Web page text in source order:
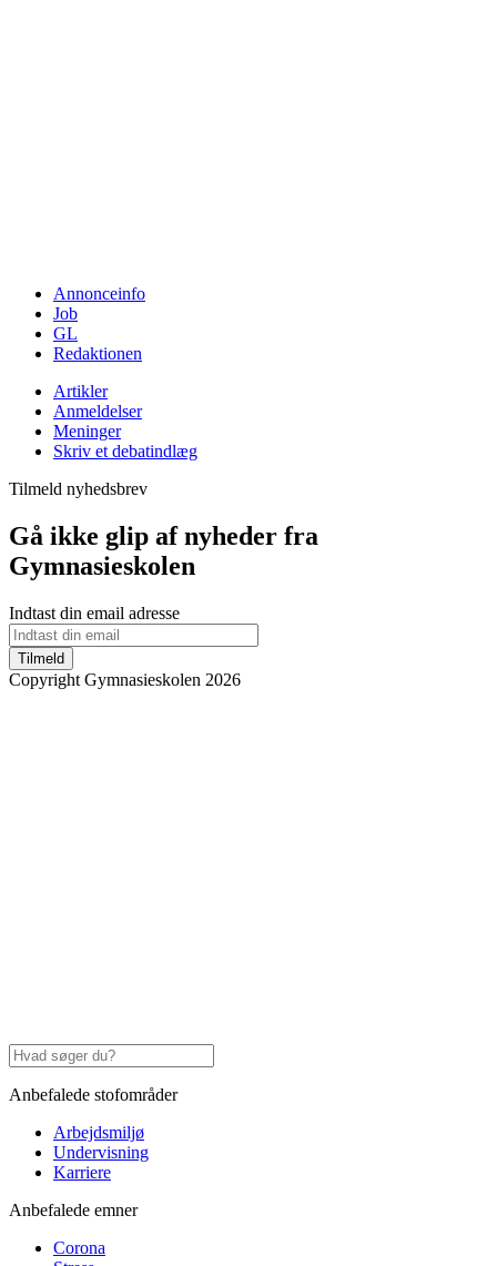
Annonceinfo
Job
GL
Redaktionen
Artikler
Anmeldelser
Meninger
Skriv et debatindlæg
Tilmeld nyhedsbrev
Gå ikke glip af nyheder fra
Gymnasieskolen
Indtast din email adresse
Tilmeld
Copyright Gymnasieskolen 2026
Anbefalede stofområder
Arbejdsmiljø
Undervisning
Karriere
Anbefalede emner
Corona